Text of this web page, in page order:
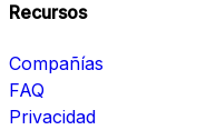
Recursos
Compañías
FAQ
Privacidad